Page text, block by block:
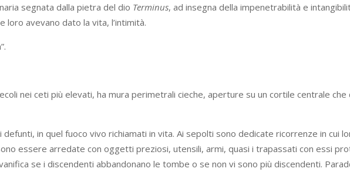
segnata dalla pietra del dio Terminus, ad insegna della impenetrabilità e
avevano dato la vita, l’intimità.
nei ceti più elevati, ha mura perimetrali cieche, aperture su un cortile centrale che
in quel fuoco vivo richiamati in vita. Ai sepolti sono dedicate ricorrenze in cui
essere arredate con oggetti preziosi, utensili, armi, quasi i trapassati con essi
se i discendenti abbandonano le tombe o se non vi sono più discendenti.